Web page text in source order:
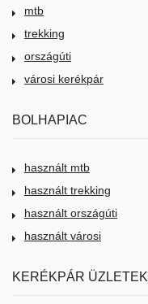
mtb
trekking
országúti
városi kerékpár
BOLHAPIAC
használt mtb
használt trekking
használt országúti
használt városi
KERÉKPÁR ÜZLETEK